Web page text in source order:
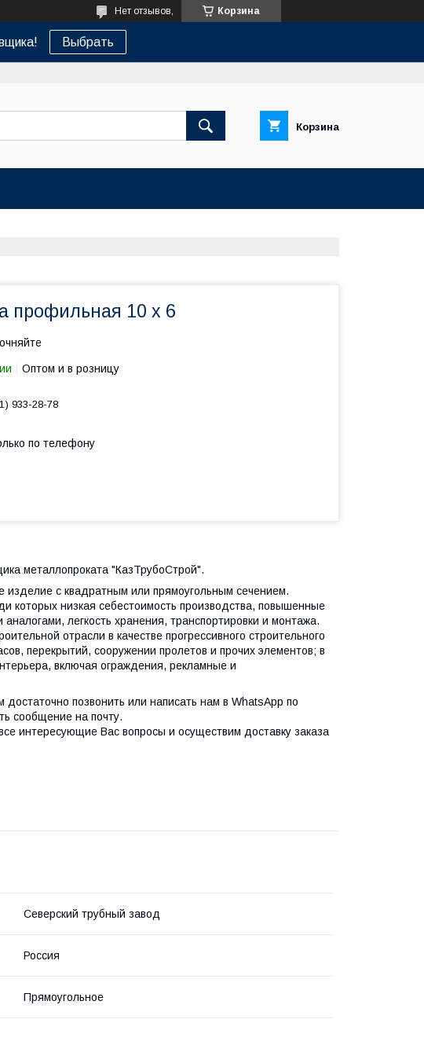
Корзина
Нет отзывов,
Выбрать
Корзина
профильная 10 х 6
Оптом и в розницу
933-28-78
по телефону
металлопроката "КазТрубоСтрой".
изделие с квадратным или прямоугольным сечением.
низкая себестоимость производства, повышенные
легкость хранения, транспортировки и монтажа.
отрасли в качестве прогрессивного строительного
перекрытий, сооружении пролетов и прочих элементов; в
включая ограждения, рекламные и
позвонить или написать нам в WhatsApp по
сообщение на почту.
интересующие Вас вопросы и осуществим доставку заказа
Северский трубный завод
Россия
Прямоугольное